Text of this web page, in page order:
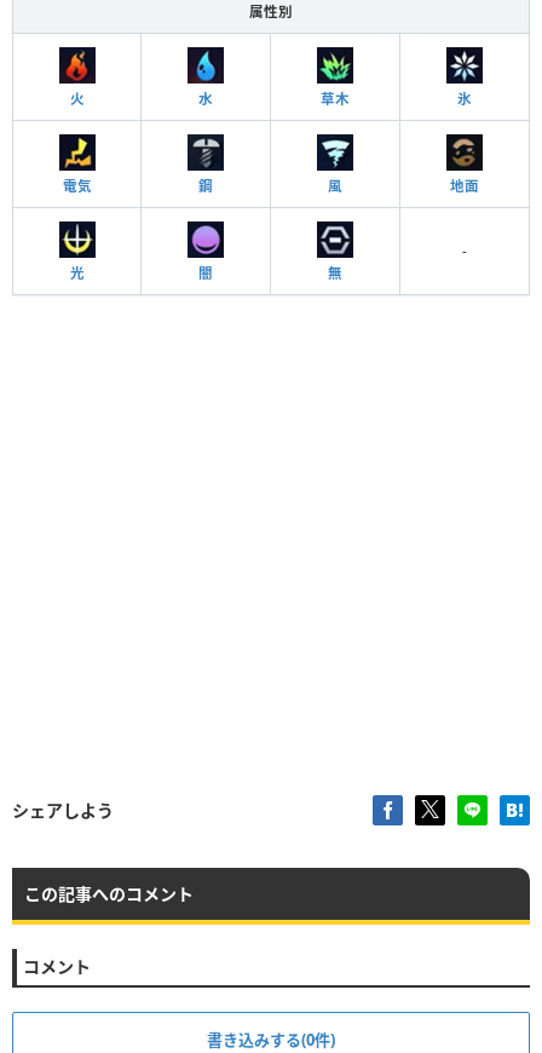
属性別
火 水 草木 氷
電気 鋼 風 地面
光 闇 無
-
シェアしよう
この記事へのコメント
コメント
書き込みする(0件)